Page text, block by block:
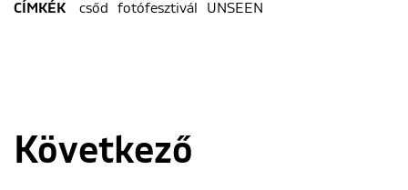
CÍMKÉK csőd fotófesztivál UNSEEN
Következő